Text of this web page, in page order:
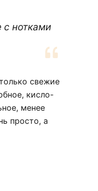
с нотками
свежие
кисло-
менее
просто, а